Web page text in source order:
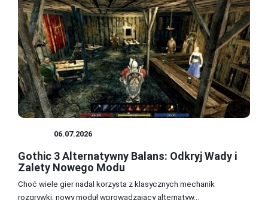
06.07.2026
Gothic 3 Alternatywny Balans: Odkryj Wady i
Zalety Nowego Modu
Choć wiele gier nadal korzysta z klasycznych mechanik
rozgrywki, nowy moduł wprowadzający alternatyw...